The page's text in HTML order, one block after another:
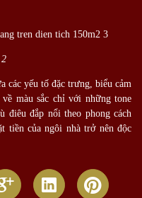
các yếu tố đặc trưng, biểu cảm
màu sắc chỉ với những tone
điêu đắp nổi theo phong cách
tiền của ngôi nhà trở nên độc